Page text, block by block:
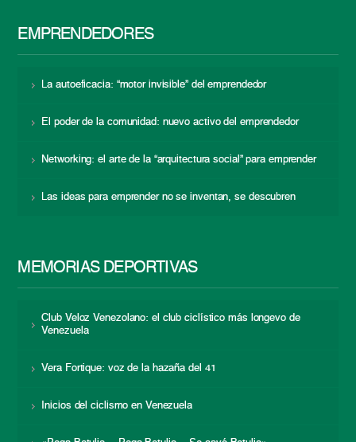
EMPRENDEDORES
La autoeficacia: “motor invisible” del emprendedor
El poder de la comunidad: nuevo activo del emprendedor
Networking: el arte de la “arquitectura social” para emprender
Las ideas para emprender no se inventan, se descubren
MEMORIAS DEPORTIVAS
Club Veloz Venezolano: el club ciclístico más longevo de
Venezuela
Vera Fortique: voz de la hazaña del 41
Inicios del ciclismo en Venezuela